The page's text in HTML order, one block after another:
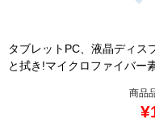
タブレットPC、液晶ディス
と拭き!マイクロファイバー
商品
¥